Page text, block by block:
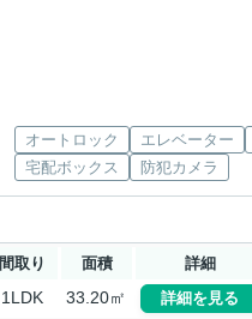
オートロック エレベーター
宅配ボックス
防犯カメラ
間取り 面積 詳細
1LDK 33.20㎡ 詳細を見る